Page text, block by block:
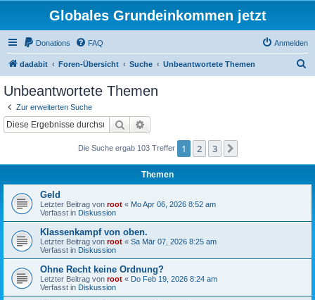
Globales Grundeinkommen jetzt
Donations FAQ Anmelden
dadabit Foren-Übersicht Suche Unbeantwortete Themen
Unbeantwortete Themen
Zur erweiterten Suche
Suche
Die Suche ergab 103 Treffer 1 2 3
Themen
Geld
Letzter Beitrag von root « Mo Apr 06, 2026 8:52 am
Verfasst in Diskussion
Klassenkampf von oben.
Letzter Beitrag von root « Sa Mär 07, 2026 8:25 am
Verfasst in Diskussion
Ohne Recht keine Ordnung?
Letzter Beitrag von root « Do Feb 19, 2026 8:24 am
Verfasst in Diskussion